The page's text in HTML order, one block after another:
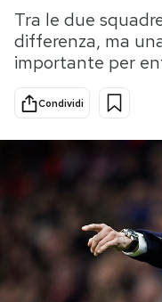
Tecnologia
Internet
Scienza
Cultura
Economia
PODCAST
NEWSLETTER
Tra le due
differenza, ma
importante per
Condividi